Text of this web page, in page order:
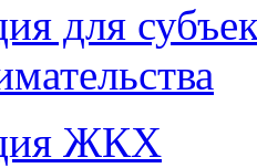
для
ЖКХ